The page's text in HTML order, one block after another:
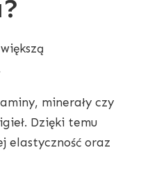
minerały czy
Dzięki temu
elastyczność oraz